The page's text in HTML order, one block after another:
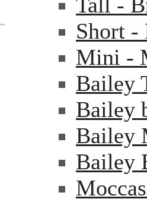
Short -
Mini -
Bailey
Bailey
Bailey
Bailey